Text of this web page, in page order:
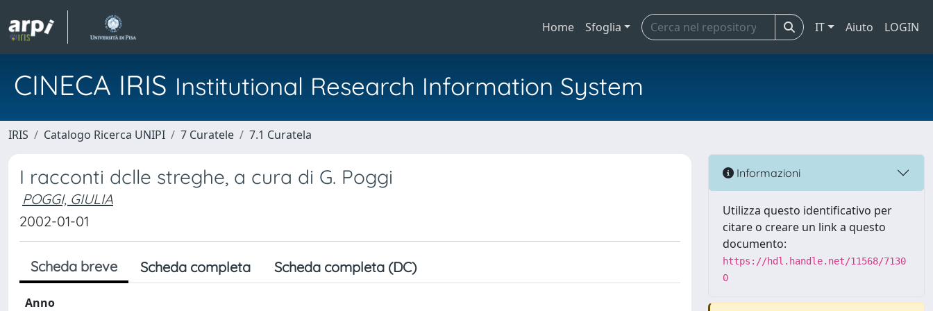
Home Sfoglia IT Aiuto LOGIN
CINECA IRIS Institutional Research Information System
IRIS Catalogo Ricerca UNIPI 7 Curatele 7.1 Curatela
I racconti dclle streghe, a cura di G. Poggi
POGGI, GIULIA
2002-01-01
Scheda breve Scheda completa Scheda completa (DC)
Anno
Informazioni
Utilizza questo identificativo per
citare o creare un link a questo
documento:
https://hdl.handle.net/11568/7130
0